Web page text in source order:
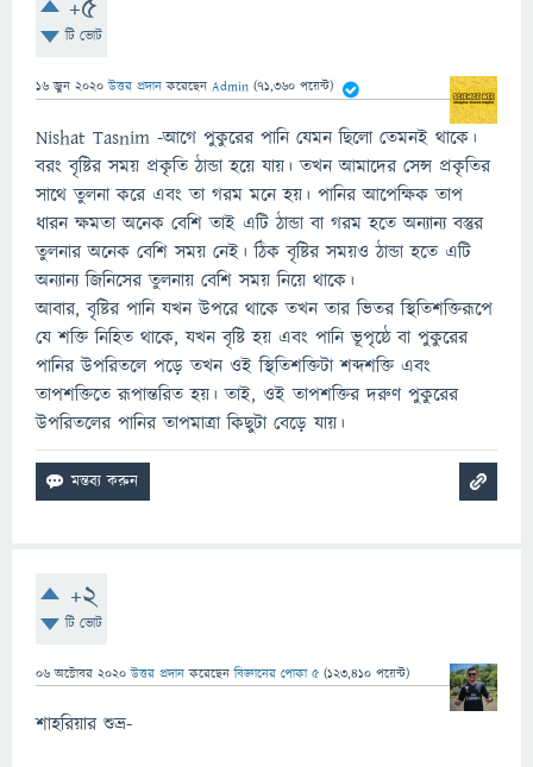
+5
টি ভোট
16 জুন 2020 উত্তর প্রদান করেছেন Admin (71,360 পয়েন্ট)
Nishat Tasnim -আগে পুকুরের পানি যেমন ছিলো তেমনই থাকে।
বরং বৃষ্টির সময় প্রকৃতি ঠান্ডা হয়ে যায়। তখন আমাদের সেন্স প্রকৃতির
সাথে তুলনা করে এবং তা গরম মনে হয়। পানির আপেক্ষিক তাপ
ধারন ক্ষমতা অনেক বেশি তাই এটি ঠান্ডা বা গরম হতে অন্যান্য বস্তুর
তুলনার অনেক বেশি সময় নেই। ঠিক বৃষ্টির সময়ও ঠান্ডা হতে এটি
অন্যান্য জিনিসের তুলনায় বেশি সময় নিয়ে থাকে।
আবার, বৃষ্টির পানি যখন উপরে থাকে তখন তার ভিতর স্থিতিশক্তিরূপে
যে শক্তি নিহিত থাকে, যখন বৃষ্টি হয় এবং পানি ভূপৃষ্ঠে বা পুকুরের
পানির উপরিতলে পড়ে তখন ওই স্থিতিশক্তিটা শব্দশক্তি এবং
তাপশক্তিতে রূপান্তরিত হয়। তাই, ওই তাপশক্তির দরুণ পুকুরের
উপরিতলের পানির তাপমাত্রা কিছুটা বেড়ে যায়।
+2
টি ভোট
06 অক্টোবর 2020 উত্তর প্রদান করেছেনবিজ্ঞানের পোকা ৫ (123,410 পয়েন্ট)
শাহরিয়ার শুভ্র-